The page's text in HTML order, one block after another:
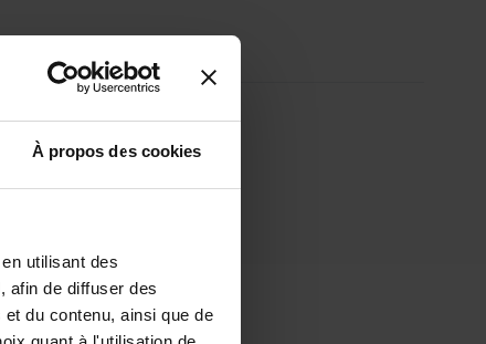
À propos des cookies
utilisant des
afin de diffuser des
du contenu, ainsi que de